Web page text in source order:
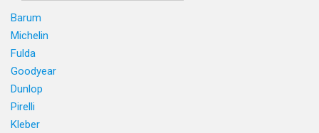
Barum
Michelin
Fulda
Goodyear
Dunlop
Pirelli
Kleber